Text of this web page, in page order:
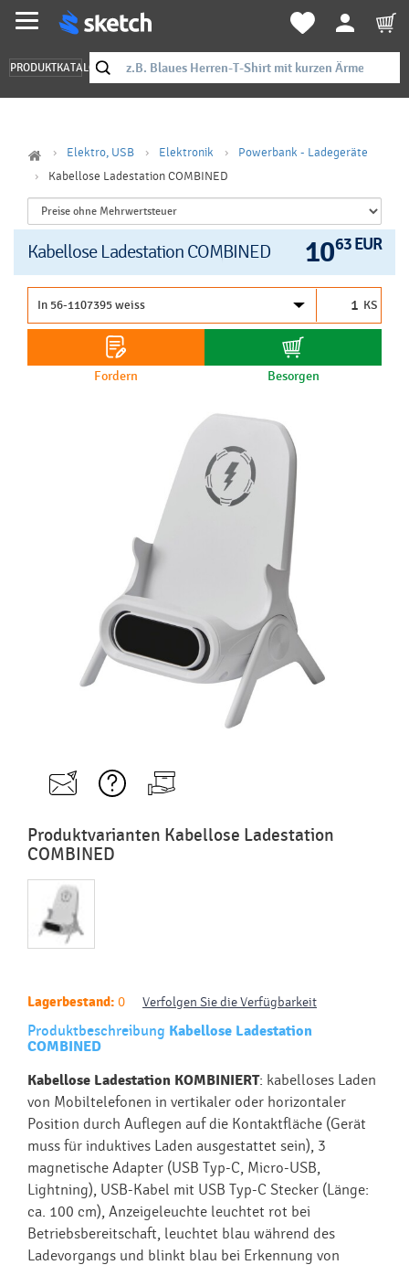
PRODUKTKATALOG
Elektro, USB Elektronik
Powerbank - Ladegeräte
Kabellose Ladestation COMBINED
Kabellose Ladestation COMBINED 1063 EUR
KS
Fordern Besorgen
Produktvarianten Kabellose Ladestation
COMBINED
Lagerbestand: 0 Verfolgen Sie die Verfügbarkeit
Produktbeschreibung Kabellose Ladestation
COMBINED
Kabellose Ladestation KOMBINIERT: kabelloses Laden
von Mobiltelefonen in vertikaler oder horizontaler
Position durch Auflegen auf die Kontaktfläche (Gerät
muss für induktives Laden ausgestattet sein), 3
magnetische Adapter (USB Typ-C, Micro-USB,
Lightning), USB-Kabel mit USB Typ-C Stecker (Länge:
ca. 100 cm), Anzeigeleuchte leuchtet rot bei
Betriebsbereitschaft, leuchtet blau während des
Ladevorgangs und blinkt blau bei Erkennung von